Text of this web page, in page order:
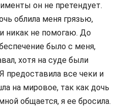
он не претендует.
облила меня грязью,
никак не помогаю. До
было с меня,
хотя на суде были
предоставила все чеки и
на мировое, так как дочь
общается, я ее бросила.